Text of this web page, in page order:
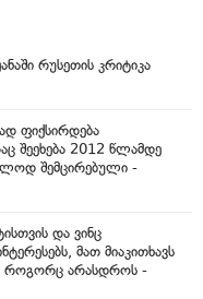
რუსეთის კრიტიკა
ფიქსირდება
შეეხება 2012 წლამდე
შემცირებული -
და ვინც
მათ მიაკითხავს
როგორც არასდროს -